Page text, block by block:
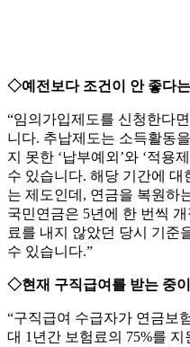
◇예전보다 조건이 안 좋다는
“임의가입제도를 신청한다
니다. 추납제도는 소득활동
지 못한 ‘납부예외’와 ‘적용
수 있습니다. 해당 기간에 대
는 제도인데, 연금을 복원하
국민연금은 5년에 한 번씩
료를 내지 않았던 당시 기준
수 있습니다.”
◇현재 구직급여를 받는 중
“구직급여 수급자가 연금보
대 1년간 보험료의 75%를